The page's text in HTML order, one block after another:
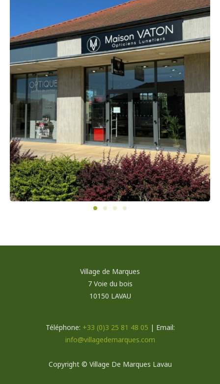
Village de Marques
7 Voie du bois
10150 LAVAU
Téléphone: +33 (0)3 25 81 48 05 | Email:
info@villagedemarques.com
Copyright © Village De Marques Lavau